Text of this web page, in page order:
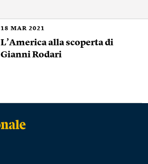
18 MAR 2021
L’America alla scoperta di
Gianni Rodari